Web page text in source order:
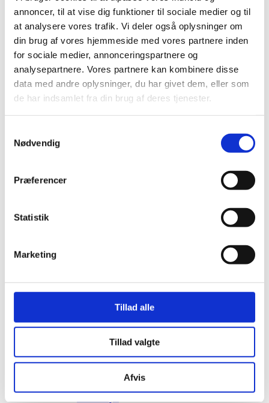
annoncer, til at vise dig funktioner til sociale medier og til
at analysere vores trafik. Vi deler også oplysninger om
din brug af vores hjemmeside med vores partnere inden
for sociale medier, annonceringspartnere og
analysepartnere. Vores partnere kan kombinere disse
data med andre oplysninger, du har givet dem, eller som
de har indsamlet fra din brug af deres tjenester.
Nødvendig
Præferencer
Statistik
Marketing
Tillad alle
Tillad valgte
Afvis
Stjernetelte
Redskabsskure
Rosenbuer
Plantiflex Drivhus
190 Serie
Polytunnel Drivhus
Folie væksthuse
Havebænke
Rundt om træet
Teaktræ bænke
Hjørnesofaer
Hyndeboks
Havebar
Liggestole
Plejemidler til polyrattan møbler
Tyske Strandkurve
Model Anholt